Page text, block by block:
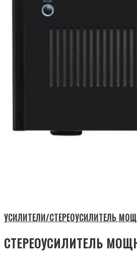
УСИЛИТЕЛИ/СТЕРЕОУСИЛИТЕЛЬ
СТЕРЕОУСИЛИТЕЛЬ